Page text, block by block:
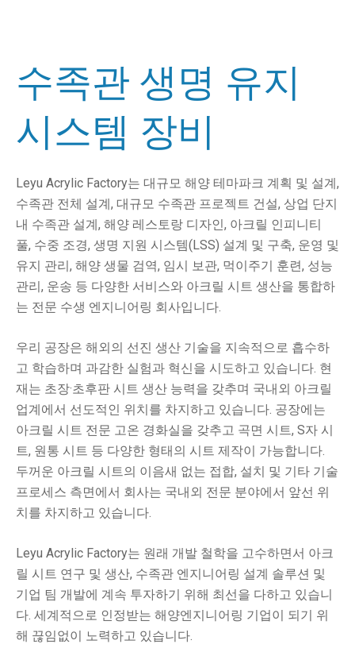
수족관 생명 유지
시스템 장비
Leyu Acrylic Factory는 대규모 해양 테마파크 계획 및 설계,
수족관 전체 설계, 대규모 수족관 프로젝트 건설, 상업 단지
내 수족관 설계, 해양 레스토랑 디자인, 아크릴 인피니티
풀, 수중 조경, 생명 지원 시스템(LSS) 설계 및 구축, 운영 및
유지 관리, 해양 생물 검역, 임시 보관, 먹이주기 훈련, 성능
관리, 운송 등 다양한 서비스와 아크릴 시트 생산을 통합하
는 전문 수생 엔지니어링 회사입니다.
우리 공장은 해외의 선진 생산 기술을 지속적으로 흡수하
고 학습하며 과감한 실험과 혁신을 시도하고 있습니다. 현
재는 초장·초후판 시트 생산 능력을 갖추며 국내외 아크릴
업계에서 선도적인 위치를 차지하고 있습니다. 공장에는
아크릴 시트 전문 고온 경화실을 갖추고 곡면 시트, S자 시
트, 원통 시트 등 다양한 형태의 시트 제작이 가능합니다.
두꺼운 아크릴 시트의 이음새 없는 접합, 설치 및 기타 기술
프로세스 측면에서 회사는 국내외 전문 분야에서 앞선 위
치를 차지하고 있습니다.
Leyu Acrylic Factory는 원래 개발 철학을 고수하면서 아크
릴 시트 연구 및 생산, 수족관 엔지니어링 설계 솔루션 및
기업 팀 개발에 계속 투자하기 위해 최선을 다하고 있습니
다. 세계적으로 인정받는 해양엔지니어링 기업이 되기 위
해 끊임없이 노력하고 있습니다.